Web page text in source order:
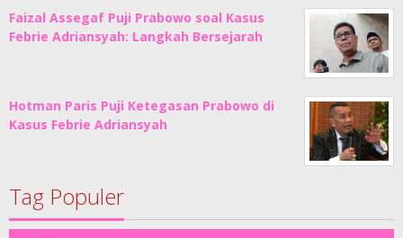
Faizal Assegaf Puji Prabowo soal Kasus
Febrie Adriansyah: Langkah Bersejarah
Hotman Paris Puji Ketegasan Prabowo di
Kasus Febrie Adriansyah
Tag Populer